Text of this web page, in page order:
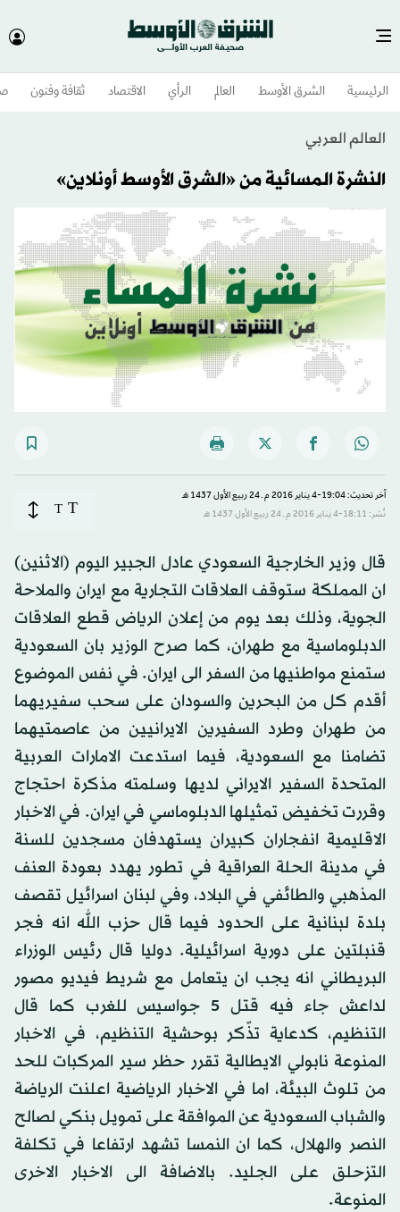
الرئيسية الشرق الأوسط​ العالم الرأي الاقتصاد ثقافة وفنون
العالم العربي
النشرة المسائية من «الشرق الأوسط أونلاين»
آخر تحديث: 19:04-4 يناير 2016 م ـ 24 ربيع الأول 1437 هـ
نُشر: 18:11-4 يناير 2016 م ـ 24 ربيع الأول 1437 هـ
T
T
قال وزير الخارجية السعودي عادل الجبير اليوم (الاثنين)
ان المملكة ستوقف العلاقات التجارية مع ايران والملاحة
الجوية، وذلك بعد يوم من إعلان الرياض قطع العلاقات
الدبلوماسية مع طهران، كما صرح الوزير بان السعودية
ستمنع مواطنيها من السفر الى ايران. في نفس الموضوع
أقدم كل من البحرين والسودان على سحب سفيريهما
من طهران وطرد السفيرين الايرانيين من عاصمتيهما
تضامنا مع السعودية، فيما استدعت الامارات العربية
المتحدة السفير الايراني لديها وسلمته مذكرة احتجاج
وقررت تخفيض تمثيلها الدبلوماسي في ايران. في الاخبار
الاقليمية انفجاران كبيران يستهدفان مسجدين للسنة
في مدينة الحلة العراقية في تطور يهدد بعودة العنف
المذهبي والطائفي في البلاد، وفي لبنان اسرائيل تقصف
بلدة لبنانية على الحدود فيما قال حزب الله انه فجر
قنبلتين على دورية اسرائيلية. دوليا قال رئيس الوزراء
البريطاني انه يجب ان يتعامل مع شريط فيديو مصور
لداعش جاء فيه قتل 5 جواسيس للغرب كما قال
التنظيم، كدعاية تذّكر بوحشية التنظيم، في الاخبار
المنوعة نابولي الايطالية تقرر حظر سير المركبات للحد
من تلوث البيئة، اما في الاخبار الرياضية اعلنت الرياضة
والشباب السعودية عن الموافقة على تمويل بنكي لصالح
النصر والهلال، كما ان النمسا تشهد ارتفاعا في تكلفة
التزحلق على الجليد. بالاضافة الى الاخبار الاخرى
المنوعة.